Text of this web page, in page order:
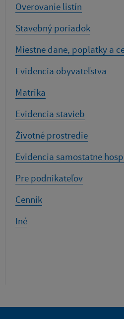
Overovanie listín
Stavebný poriadok
Miestne dane, poplatky a
Evidencia obyvateľstva
Matrika
Evidencia stavieb
Životné prostredie
Evidencia samostatne
Pre podnikateľov
Cenník
Iné